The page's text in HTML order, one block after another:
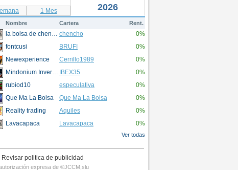
1 Mes 2026
Nombre Cartera Rent.
la bolsa de chencho chencho 0%
fontcusi BRUFI 0%
Newexperience Cerrillo1989 0%
Mindonium Inversions IBEX35 0%
rubiod10 especulativa 0%
Que Ma La Bolsa Que Ma La Bolsa 0%
Reality trading Aquiles 0%
Lavacapaca Lavacapaca 0%
Ver todas
Revisar politica de publicidad
expresa de ©JCCM,slu